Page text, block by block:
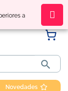
a
compras

Novedades